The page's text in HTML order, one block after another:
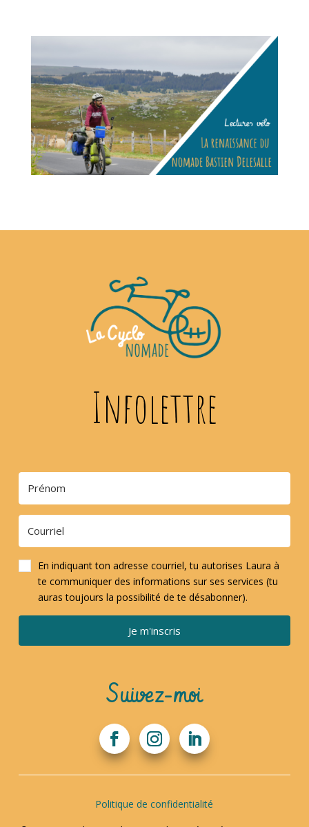
Infolettre
En indiquant ton adresse courriel, tu autorises Laura à
te communiquer des informations sur ses services (tu
auras toujours la possibilité de te désabonner).
Je m'inscris
Suivez-moi
Politique de confidentialité